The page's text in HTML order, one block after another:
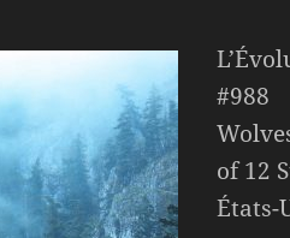
#988
of 12
États-